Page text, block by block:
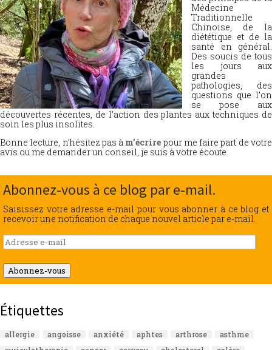
Médecine
Traditionnelle
Chinoise, de la
diététique et de la
santé en général.
Des soucis de tous
les jours aux
grandes
pathologies, des
questions que l’on
se pose aux
découvertes récentes, de l’action des plantes aux techniques de
soin les plus insolites.
Bonne lecture, n’hésitez pas à m’écrire pour me faire part de votre
avis ou me demander un conseil, je suis à votre écoute.
Abonnez-vous à ce blog par e-mail.
Saisissez votre adresse e-mail pour vous abonner à ce blog et
recevoir une notification de chaque nouvel article par e-mail.
Adresse
e-
mail
Abonnez-vous
Étiquettes
allergie angoisse anxiété aphtes arthrose
asthme